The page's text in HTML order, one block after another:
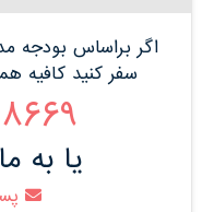
اگر براساس بودجه
سفر کنید کافیه
021
یا به
پست